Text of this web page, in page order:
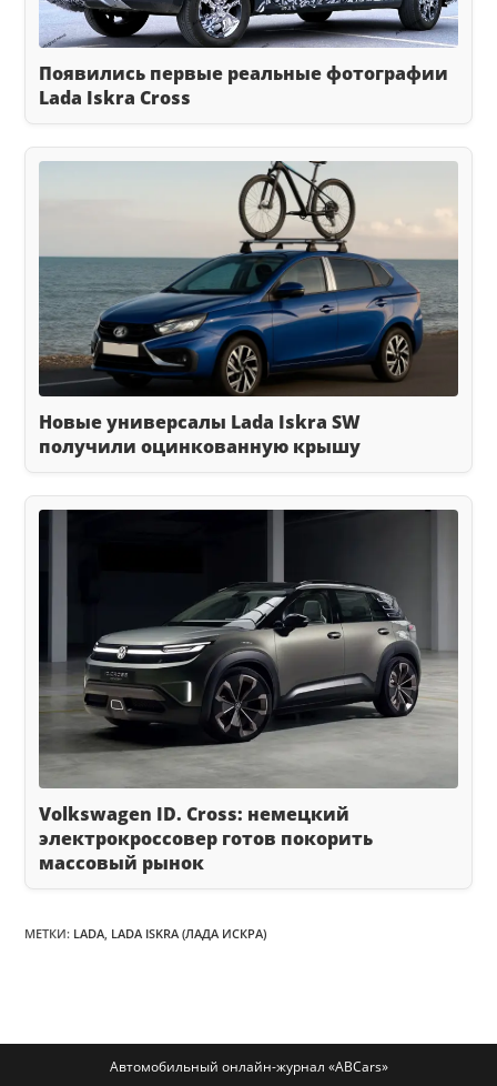
Появились первые реальные фотографии
Lada Iskra Cross
Новые универсалы Lada Iskra SW
получили оцинкованную крышу
Volkswagen ID. Cross: немецкий
электрокроссовер готов покорить
массовый рынок
МЕТКИ: LADA, LADA ISKRA (ЛАДА ИСКРА)
Автомобильный онлайн-журнал «ABCars»